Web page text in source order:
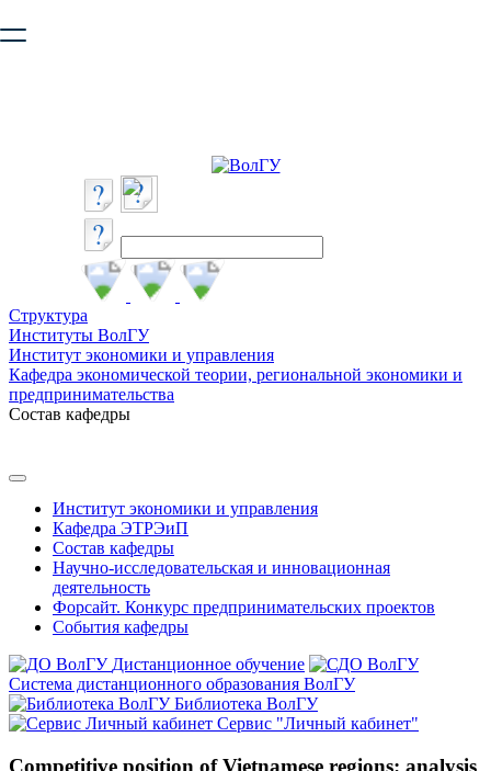
безопасную работу с сайтом. Пожалуйста
Структура
Институты ВолГУ
Институт экономики и управления
Кафедра экономической теории, региональной экономики и
предпринимательства
Состав кафедры
Институт экономики и управления
Кафедра ЭТРЭиП
Состав кафедры
Научно-исследовательская и инновационная
деятельность
Форсайт. Конкурс предпринимательских проектов
События кафедры
Дистанционное обучение
Система дистанционного образования ВолГУ
Библиотека ВолГУ
Сервис "Личный кабинет"
Competitive position of Vietnamese regions: analysis